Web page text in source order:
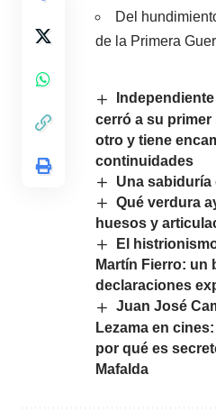
Del
de la Primera
cerró a su primer
otro y tiene
continuidades
Una
Qué verdura
huesos y
El
Martín Fierro: un
declaraciones
Juan José
Lezama en
por qué es
Mafalda